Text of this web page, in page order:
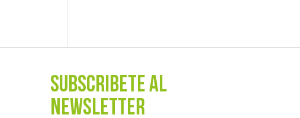
SUBSCRÍBETE AL
NEWSLETTER